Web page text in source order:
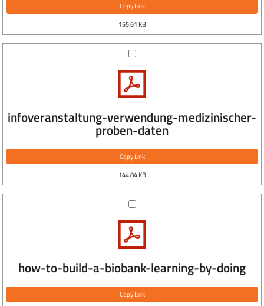
Copy Link
155.61 KB
infoveranstaltung-verwendung-medizinischer-
proben-daten
Copy Link
144.84 KB
how-to-build-a-biobank-learning-by-doing
Copy Link